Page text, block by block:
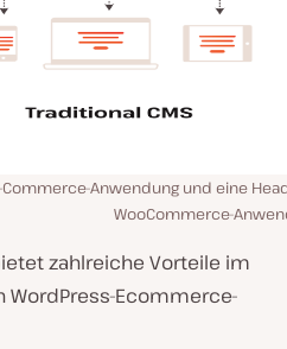
Anwendung und eine
WooCommerce-
zahlreiche Vorteile im
Ecommerce-